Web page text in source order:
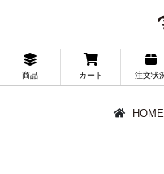
商品 カート 注文状
HOME